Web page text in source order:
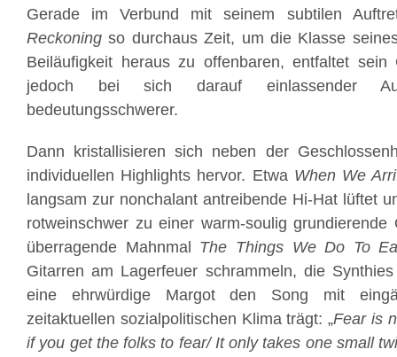
Gerade im Verbund mit seinem subtilen
Reckoning so durchaus Zeit, um die Klasse
Beiläufigkeit heraus zu offenbaren, entfaltet sein
jedoch bei sich darauf einlassender
bedeutungsschwerer.
Dann kristallisieren sich neben der
individuellen Highlights hervor. Etwa When We
langsam zur nonchalant antreibende Hi-Hat lüftet
rotweinschwer zu einer warm-soulig
überragende Mahnmal The Things We Do To
Gitarren am Lagerfeuer schrammeln, die
eine ehrwürdige Margot den Song mit
zeitaktuellen sozialpolitischen Klima trägt: „Fear is
if you get the folks to fear/ It only takes one small